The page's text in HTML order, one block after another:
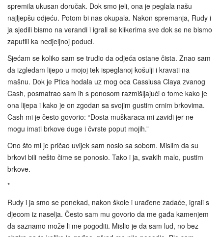
spremila ukusan doručak. Dok smo jeli, ona je peglala našu
najljepšu odjeću. Potom bi nas okupala. Nakon spremanja, Rudy i
ja sjedili bismo na verandi i igrali se klikerima sve dok se ne bismo
zaputili ka nedjeljnoj poduci.
Sjećam se koliko sam se trudio da odjeća ostane čista. Znao sam
da izgledam lijepo u mojoj tek ispeglanoj košulji i kravati na
mašnu. Dok je Ptica hodala uz mog oca Cassiusa Claya zvanog
Cash, posmatrao sam ih s ponosom razmišljajući o tome kako je
ona lijepa i kako je on zgodan sa svojim gustim crnim brkovima.
Cash mi je često govorio: “Dosta muškaraca mi zavidi jer ne
mogu imati brkove duge i čvrste poput mojih.”
Ono što mi je pričao uvijek sam nosio sa sobom. Mislim da su
brkovi bili nešto čime se ponosio. Tako i ja, svakih malo, pustim
brkove.
*
Rudy i ja smo se ponekad, nakon škole i urađene zadaće, igrali s
djecom iz naselja. Često sam mu govorio da me gađa kamenjem
da saznamo može li me pogoditi. Mislio je da sam lud, no bez